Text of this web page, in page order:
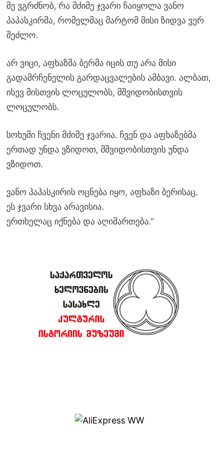
მე ვგრძნობ, რა მძიმე ჯვარი ჩაიყოლა ვანო
პაპასკირმა, რომელმაც მარტომ მისი ზიდვა ვერ
შეძლო.
არ ვიცი, აფხაზმა ბერმა იცის თუ არა მისი
გადამრჩენელის გარდაცვალების ამბავი. ალბათ,
ისევ მისთვის ლოცულობს, მშვიდობისთვის
ლოცულობს.
სოხუმი ჩვენი მძიმე ჯვარია. ჩვენ და აფხაზებმა
ერთად უნდა ვზიდოთ, მშვიდობისთვის უნდა
ვზიდოთ.
ვანო პაპასკირის ოცნება იყო, აფხაზი ბერისაც.
ეს ჯვარი სხვა არავისია.
ერთხელაც იქნება და აღიმართება.”